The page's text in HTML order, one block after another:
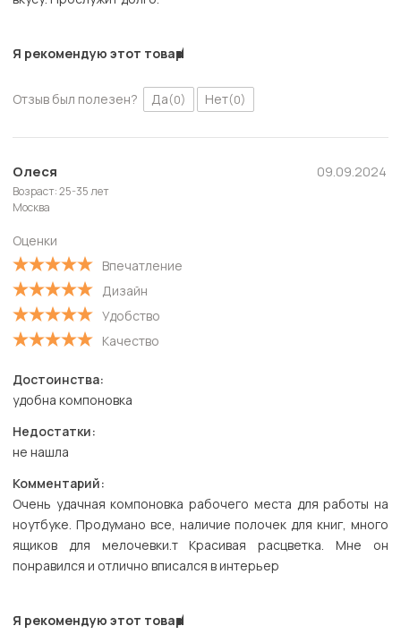
Я рекомендую этот товар
Отзыв был полезен? Да(0) Нет(0)
Олеся
Возраст: 25-35 лет
Москва
Оценки
Впечатление
Дизайн
Удобство
Качество
09.09.2024
Достоинства:
удобна компоновка
Недостатки:
не нашла
Комментарий:
Очень удачная компоновка рабочего места для работы на
ноутбуке. Продумано все, наличие полочек для книг, много
ящиков для мелочевки.т Красивая расцветка. Мне он
понравился и отлично вписался в интерьер
Я рекомендую этот товар